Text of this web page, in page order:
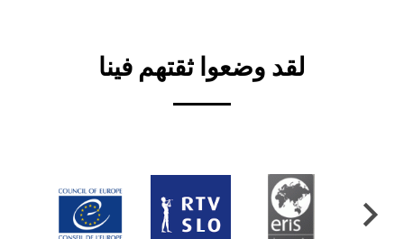
لقد وضعوا ثقتهم فينا